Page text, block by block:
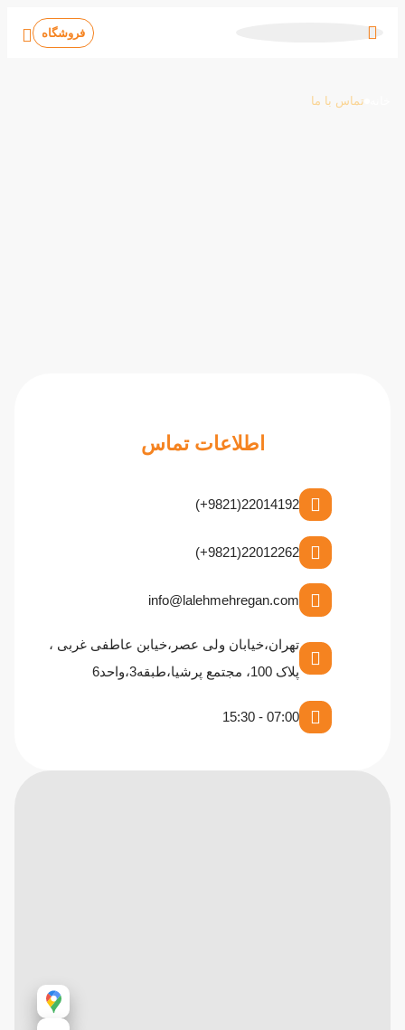
فروشگاه
تماس با ما
اطلاعات تماس
22014192(9821+)
22012262(9821+)
info@lalehmehregan.com
تهران،خیابان ولی عصر،خیابن عاطفی غربی ،
پلاک 100، مجتمع پرشیا،طبقه3،واحد6
07:00 - 15:30